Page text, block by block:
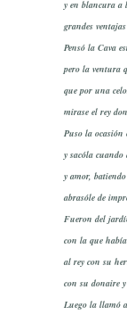
y en blancura a
grandes
Pensó la Cava
pero la ventura
que por una
mirase el rey
Puso la ocasión
y sacóla cuando
y amor,
abrasóle de
Fueron del
con la que
al rey con su
con su donaire
Luego la llamó